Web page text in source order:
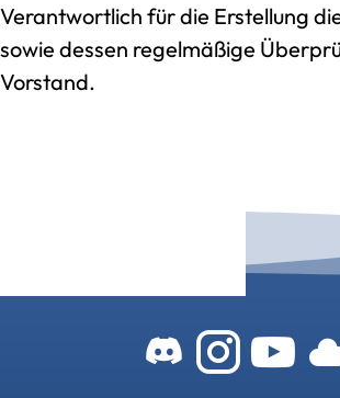
Verantwortlich für die Erstellung
sowie dessen regelmäßige
Vorstand.
ZumZum